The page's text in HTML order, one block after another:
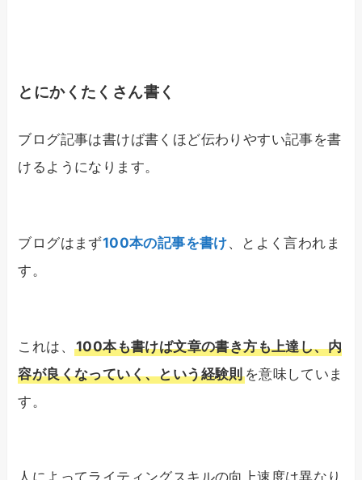
とにかくたくさん書く
ブログ記事は書けば書くほど伝わりやすい記事を書
けるようになります。
ブログはまず100本の記事を書け、とよく言われま
す。
これは、100本も書けば文章の書き方も上達し、内
容が良くなっていく、という経験則を意味していま
す。